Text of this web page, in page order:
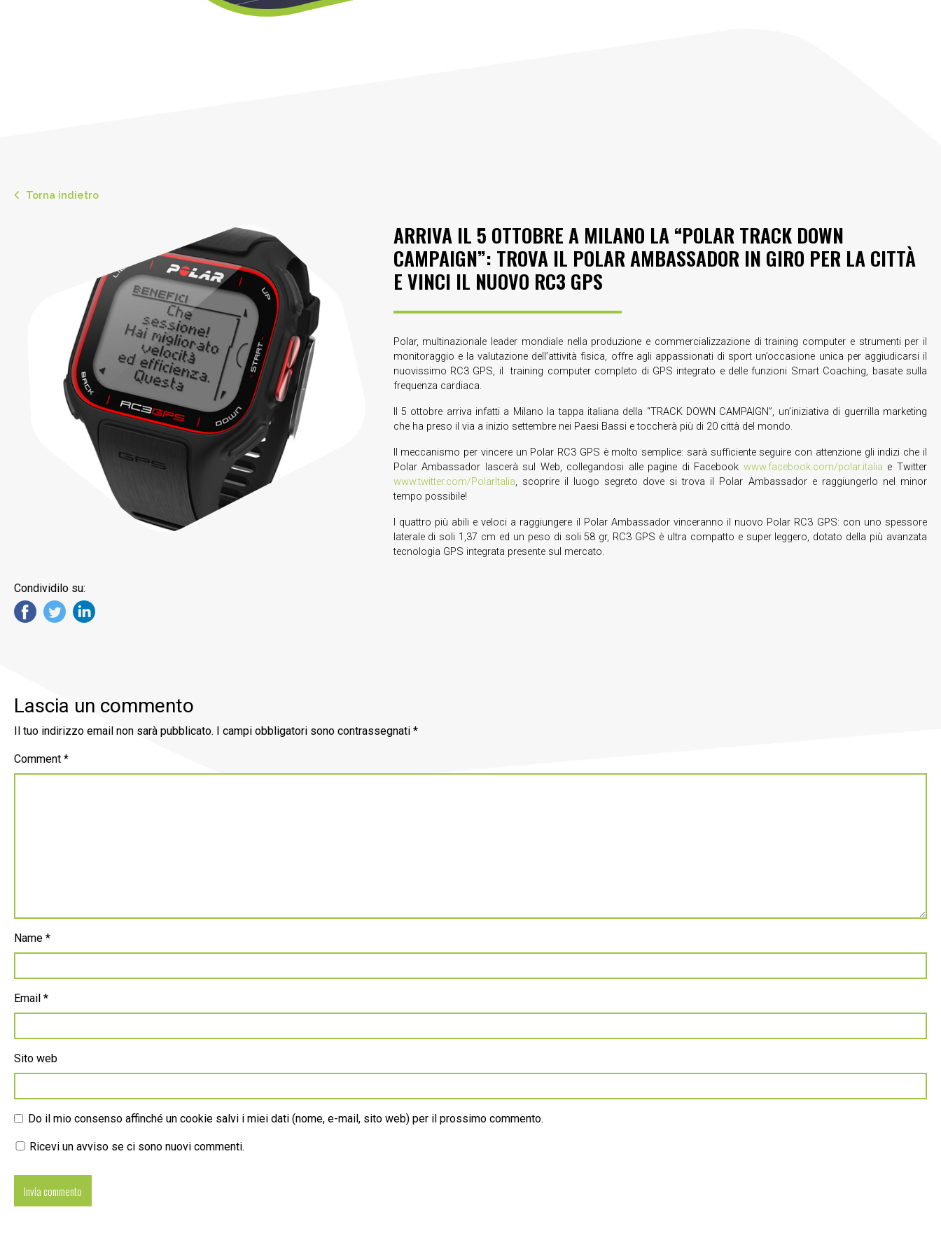
Torna indietro
ARRIVA IL 5 OTTOBRE A MILANO LA “POLAR TRACK DOWN
CAMPAIGN”: TROVA IL POLAR AMBASSADOR IN GIRO PER LA CITTÀ
E VINCI IL NUOVO RC3 GPS
Polar, multinazionale leader mondiale nella produzione e commercializzazione di training computer e strumenti per il
monitoraggio e la valutazione dell’attività fisica, offre agli appassionati di sport un’occasione unica per aggiudicarsi il
nuovissimo RC3 GPS, il training computer completo di GPS integrato e delle funzioni Smart Coaching, basate sulla
frequenza cardiaca.
Il 5 ottobre arriva infatti a Milano la tappa italiana della “TRACK DOWN CAMPAIGN”, un’iniziativa di guerrilla marketing
che ha preso il via a inizio settembre nei Paesi Bassi e toccherà più di 20 città del mondo.
Il meccanismo per vincere un Polar RC3 GPS è molto semplice: sarà sufficiente seguire con attenzione gli indizi che il
Polar Ambassador lascerà sul Web, collegandosi alle pagine di Facebook www.facebook.com/polar.italia e Twitter
www.twitter.com/PolarItalia, scoprire il luogo segreto dove si trova il Polar Ambassador e raggiungerlo nel minor
tempo possibile!
I quattro più abili e veloci a raggiungere il Polar Ambassador vinceranno il nuovo Polar RC3 GPS: con uno spessore
laterale di soli 1,37 cm ed un peso di soli 58 gr, RC3 GPS è ultra compatto e super leggero, dotato della più avanzata
tecnologia GPS integrata presente sul mercato.
Condividilo su:
Lascia un commento
Il tuo indirizzo email non sarà pubblicato. I campi obbligatori sono contrassegnati *
Comment *
Name *
Email *
Sito web
Do il mio consenso affinché un cookie salvi i miei dati (nome, e-mail, sito web) per il prossimo commento.
Ricevi un avviso se ci sono nuovi commenti.